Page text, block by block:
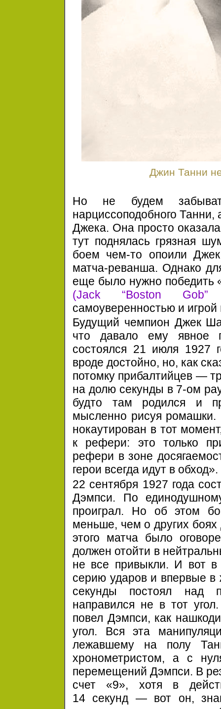
Джин Танни
Но не будем
нарциссоподобного Танни,
Джека. Она просто
тут поднялась грязная
боем чем-то опоили
матча-реванша. Однако
еще было нужно победить
(Jack “Boston Gob”
самоуверенностью и
Будущий чемпион Джек
что давало ему явное
состоялся 21 июля 1927
вроде достойно, но, как
потомку прибалтийцев —
на долю секунды в 7-ом
будто там родился и
мысленно рисуя ромашки.
нокаутирован в тот
к рефери: это только
рефери в зоне
герои всегда идут в обход».
22 сентября 1927 года
Дэмпси. По
проиграл. Но об этом
меньше, чем о других
этого матча было
должен отойти в
не все привыкли. И вот в
серию ударов и впервые в
секунды постоял над
направился не в тот
повел Дэмпси, как
угол. Вся эта
лежавшему на полу
хронометристом, а с
перемещений Дэмпси. В
счет «9», хотя в
14 секунд —вот он,